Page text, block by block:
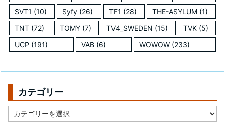
SVT1 (10) Syfy (26) TF1 (28) THE-ASYLUM(1)
TNT (72) TOMY(7) TV4_SWEDEN (15) TVK(5)
UCP (191) VAB(6) WOWOW (233)
カテゴリー
テ